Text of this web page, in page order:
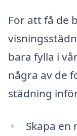
För att få de
bara fylla i
några av de
städning
Skapa